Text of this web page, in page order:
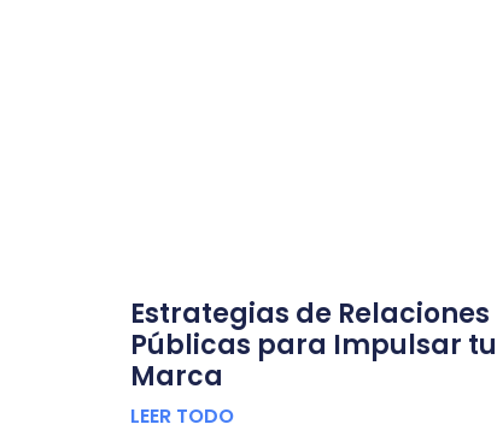
Estrategias de Relaciones
Públicas para Impulsar tu
Marca
LEER TODO